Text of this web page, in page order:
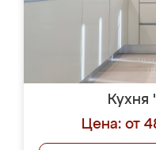
Кухня
Цена: от